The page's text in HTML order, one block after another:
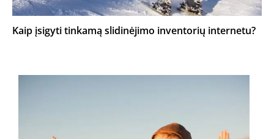
Kaip įsigyti tinkamą slidinėjimo inventorių internetu?